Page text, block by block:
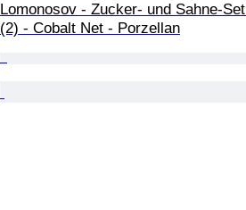
Lomonosov - Zucker- und Sahne-Set
(2) - Cobalt Net - Porzellan